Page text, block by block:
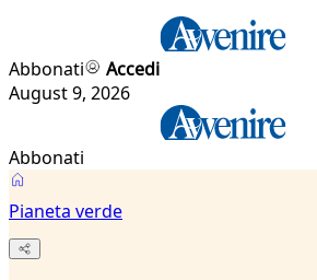
Abbonati
Accedi
August 9, 2026
Abbonati
Pianeta verde